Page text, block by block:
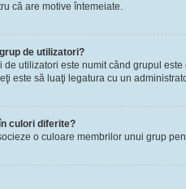
că are motive întemeiate.
de utilizatori?
utilizatori este numit când grupul
este să luaţi legatura cu un
culori diferite?
o culoare membrilor unui grup